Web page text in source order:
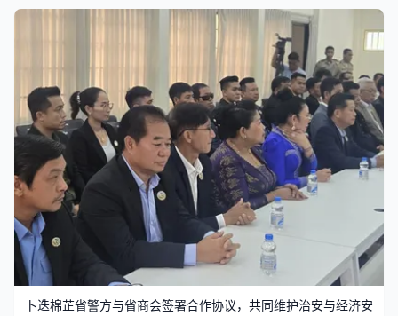
卜迭棉芷省警方与省商会签署合作协议，共同维护治安与经济安